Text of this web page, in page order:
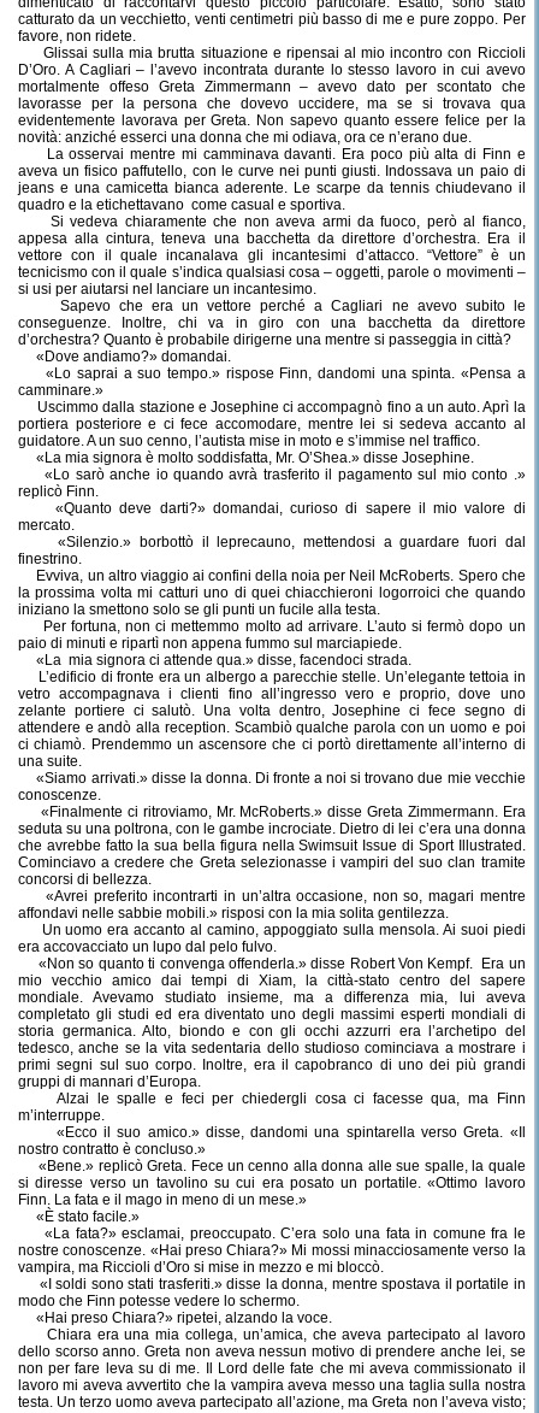
catturato da un vecchietto, venti centimetri più basso di me e pure zoppo. Per
favore, non ridete.
Glissai sulla mia brutta situazione e ripensai al mio incontro con Riccioli
D’Oro. A Cagliari – l’avevo incontrata durante lo stesso lavoro in cui avevo
mortalmente offeso Greta Zimmermann – avevo dato per scontato che
lavorasse per la persona che dovevo uccidere, ma se si trovava qua
evidentemente lavorava per Greta. Non sapevo quanto essere felice per la
novità: anziché esserci una donna che mi odiava, ora ce n’erano due.
La osservai mentre mi camminava davanti. Era poco più alta di Finn e
aveva un fisico paffutello, con le curve nei punti giusti. Indossava un paio di
jeans e una camicetta bianca aderente. Le scarpe da tennis chiudevano il
quadro e la etichettavano come casual e sportiva.
Si vedeva chiaramente che non aveva armi da fuoco, però al fianco,
appesa alla cintura, teneva una bacchetta da direttore d’orchestra. Era il
vettore con il quale incanalava gli incantesimi d’attacco. “Vettore” è un
tecnicismo con il quale s’indica qualsiasi cosa – oggetti, parole o movimenti –
si usi per aiutarsi nel lanciare un incantesimo.
Sapevo che era un vettore perché a Cagliari ne avevo subito le
conseguenze. Inoltre, chi va in giro con una bacchetta da direttore
d’orchestra? Quanto è probabile dirigerne una mentre si passeggia in città?
«Dove andiamo?» domandai.
«Lo saprai a suo tempo.» rispose Finn, dandomi una spinta. «Pensa a
camminare.»
Uscimmo dalla stazione e Josephine ci accompagnò fino a un auto. Aprì la
portiera posteriore e ci fece accomodare, mentre lei si sedeva accanto al
guidatore. A un suo cenno, l’autista mise in moto e s’immise nel traffico.
«La mia signora è molto soddisfatta, Mr. O’Shea.» disse Josephine.
«Lo sarò anche io quando avrà trasferito il pagamento sul mio conto .»
replicò Finn.
«Quanto deve darti?» domandai, curioso di sapere il mio valore di
mercato.
«Silenzio.» borbottò il leprecauno, mettendosi a guardare fuori dal
finestrino.
Evviva, un altro viaggio ai confini della noia per Neil McRoberts. Spero che
la prossima volta mi catturi uno di quei chiacchieroni logorroici che quando
iniziano la smettono solo se gli punti un fucile alla testa.
Per fortuna, non ci mettemmo molto ad arrivare. L’auto si fermò dopo un
paio di minuti e ripartì non appena fummo sul marciapiede.
«La mia signora ci attende qua.» disse, facendoci strada.
L’edificio di fronte era un albergo a parecchie stelle. Un’elegante tettoia in
vetro accompagnava i clienti fino all’ingresso vero e proprio, dove uno
zelante portiere ci salutò. Una volta dentro, Josephine ci fece segno di
attendere e andò alla reception. Scambiò qualche parola con un uomo e poi
ci chiamò. Prendemmo un ascensore che ci portò direttamente all’interno di
una suite.
«Siamo arrivati.» disse la donna. Di fronte a noi si trovano due mie vecchie
conoscenze.
«Finalmente ci ritroviamo, Mr. McRoberts.» disse Greta Zimmermann. Era
seduta su una poltrona, con le gambe incrociate. Dietro di lei c’era una donna
che avrebbe fatto la sua bella figura nella Swimsuit Issue di Sport Illustrated.
Cominciavo a credere che Greta selezionasse i vampiri del suo clan tramite
concorsi di bellezza.
«Avrei preferito incontrarti in un’altra occasione, non so, magari mentre
affondavi nelle sabbie mobili.» risposi con la mia solita gentilezza.
Un uomo era accanto al camino, appoggiato sulla mensola. Ai suoi piedi
era accovacciato un lupo dal pelo fulvo.
«Non so quanto ti convenga offenderla.» disse Robert Von Kempf.
Era un
mio vecchio amico dai tempi di Xiam, la città-stato centro del sapere
mondiale. Avevamo studiato insieme, ma a differenza mia, lui aveva
completato gli studi ed era diventato uno degli massimi esperti mondiali di
storia germanica. Alto, biondo e con gli occhi azzurri era l’archetipo del
tedesco, anche se la vita sedentaria dello studioso cominciava a mostrare i
primi segni sul suo corpo. Inoltre, era il capobranco di uno dei più grandi
gruppi di mannari d’Europa.
Alzai le spalle e feci per chiedergli cosa ci facesse qua, ma Finn
m’interruppe.
«Ecco il suo amico.» disse, dandomi una spintarella verso Greta. «Il
nostro contratto è concluso.»
«Bene.» replicò Greta. Fece un cenno alla donna alle sue spalle, la quale
si diresse verso un tavolino su cui era posato un portatile. «Ottimo lavoro
Finn. La fata e il mago in meno di un mese.»
«È stato facile.»
«La fata?» esclamai, preoccupato. C’era solo una fata in comune fra le
nostre conoscenze. «Hai preso Chiara?» Mi mossi minacciosamente verso la
vampira, ma Riccioli d’Oro si mise in mezzo e mi bloccò.
«I soldi sono stati trasferiti.» disse la donna, mentre spostava il portatile in
modo che Finn potesse vedere lo schermo.
«Hai preso Chiara?» ripetei, alzando la voce.
Chiara era una mia collega, un’amica, che aveva partecipato al lavoro
dello scorso anno. Greta non aveva nessun motivo di prendere anche lei, se
non per fare leva su di me. Il Lord delle fate che mi aveva commissionato il
lavoro mi aveva avvertito che la vampira aveva messo una taglia sulla nostra
testa. Un terzo uomo aveva partecipato all’azione, ma Greta non l’aveva visto;